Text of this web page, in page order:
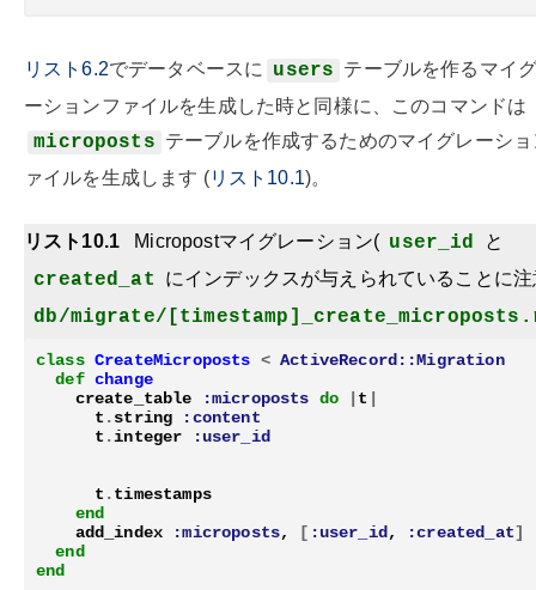
リスト6.2でデータベースに users テーブルを作るマイ
ーションファイルを生成した時と同様に、このコマンドは
microposts テーブルを作成するためのマイグレーシ
ァイルを生成します (リスト10.1)。
リスト10.1 Micropostマイグレーション( user_id と
created_at にインデックスが与えられていることに注
db/migrate/
class CreateMicroposts < ActiveRecord::Migration
def change
create_table
:microposts do t
t .string
:content
t .integer :user_id
t .timestamps
end
add_index
:microposts, [ :user_id , :created_at]
end
end